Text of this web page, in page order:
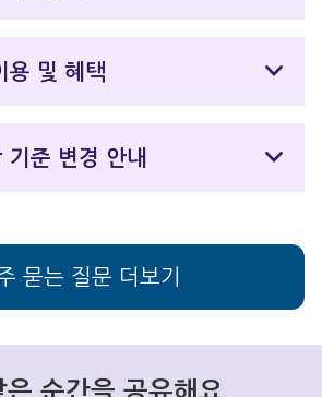
용 및 혜택
준 변경 안내
묻는 질문 더보기
은 순간을 공유해요